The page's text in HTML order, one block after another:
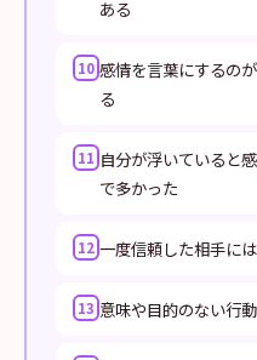
ある
10 感情を言葉にするの
る
11 自分が浮いていると
で多かった
12 一度信頼した相手に
13 意味や目的のない行